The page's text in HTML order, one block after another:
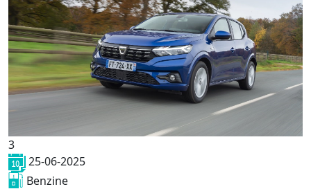
3
25-06-2025
Benzine